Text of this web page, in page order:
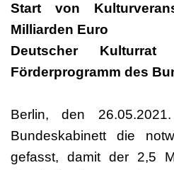
Start von
Milliarden Euro
Deutscher Kulturrat
Förderprogramm des
Berlin, den
Bundeskabinett die
gefasst, damit der 2,5